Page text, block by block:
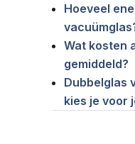
Hoeveel
Wat kosten
gemiddeld?
Dubbelglas
kies je voor